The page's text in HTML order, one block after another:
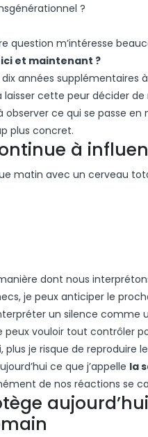
?
question m’intéresse
ici et maintenant ?
années supplémentaires
laisser cette peur décider de
ce qui se passe
plus concret.
à
matin avec un cerveau
dont nous
je peux anticiper le
un silence comme
peux vouloir tout contrôler
plus je risque de reproduire
ce que j’appelle la
de nos réactions se